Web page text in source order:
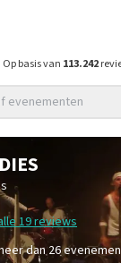
Op basis van 113.242
evenementen
19 reviews
dan 26